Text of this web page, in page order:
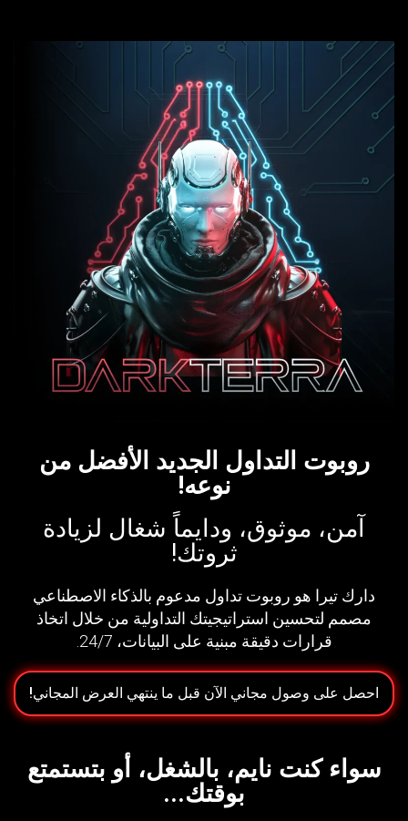
روبوت التداول الجديد الأفضل من
نوعه!
آمن، موثوق، ودايماً شغال لزيادة
ثروتك!
دارك تيرا هو روبوت تداول مدعوم بالذكاء الاصطناعي
مصمم لتحسين استراتيجيتك التداولية من خلال اتخاذ
قرارات دقيقة مبنية على البيانات، 24/7.
احصل على وصول مجاني الآن قبل ما ينتهي العرض المجاني!
سواء كنت نايم، بالشغل، أو بتستمتع
بوقتك...